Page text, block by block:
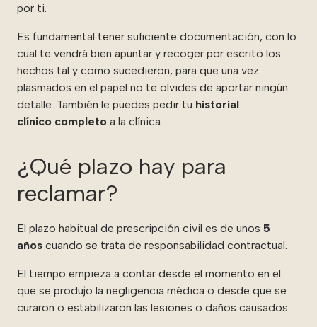
por ti.
Es fundamental tener suficiente documentación, con lo
cual te vendrá bien apuntar y recoger por escrito los
hechos tal y como sucedieron, para que una vez
plasmados en el papel no te olvides de aportar ningún
detalle. También le puedes pedir tu historial
clínico completo a la clínica.
¿Qué plazo hay para
reclamar?
El plazo habitual de prescripción civil es de unos 5
años cuando se trata de responsabilidad contractual.
El tiempo empieza a contar desde el momento en el
que se produjo la negligencia médica o desde que se
curaron o estabilizaron las lesiones o daños causados.